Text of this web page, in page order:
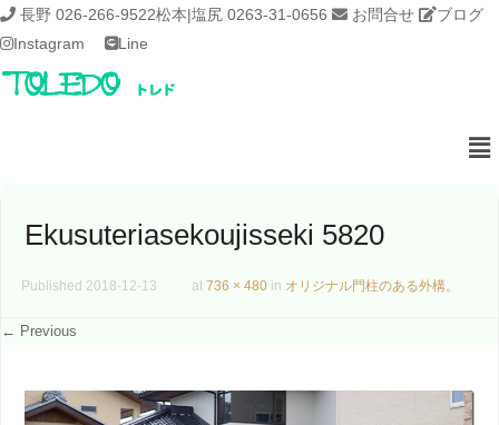
長野 026-266-9522松本|塩尻 0263-31-0656 お問合せ
ブログ
Instagram
Line
Ekusuteriasekoujisseki 5820
Published 2018-12-13 at 736 × 480 in オリジナル門柱のある外構。
← Previous